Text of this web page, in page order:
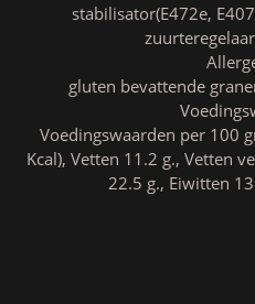
stabilisator(E472e,
gluten bevattende
Voedingswaarden per 100
Kcal), Vetten 11.2 g., Vetten
22.5 g., Eiwitten